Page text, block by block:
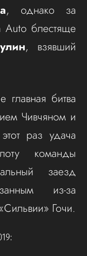
, однако за
блестяще
, взявший
битва
Чивчяном и
раз удача
команды
заезд
из-за
Гочи.